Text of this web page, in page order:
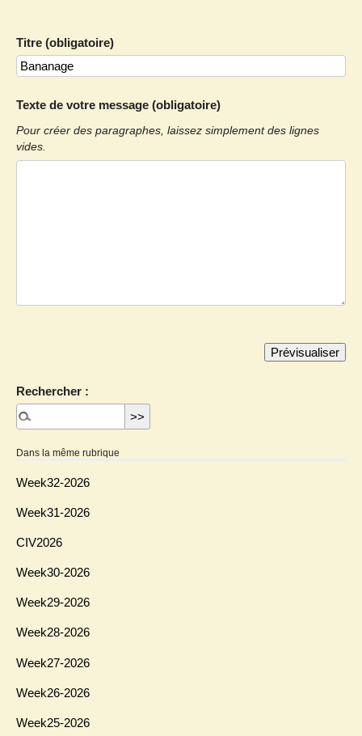
Titre (obligatoire)
Texte de votre message (obligatoire)
Pour créer des paragraphes, laissez simplement des lignes
vides.
Rechercher :
Dans la même rubrique
Week32-2026
Week31-2026
CIV2026
Week30-2026
Week29-2026
Week28-2026
Week27-2026
Week26-2026
Week25-2026